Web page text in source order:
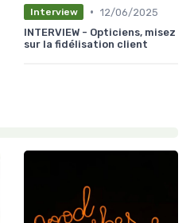
Interview • 12/06/2025
INTERVIEW - Opticiens, misez
sur la fidélisation client